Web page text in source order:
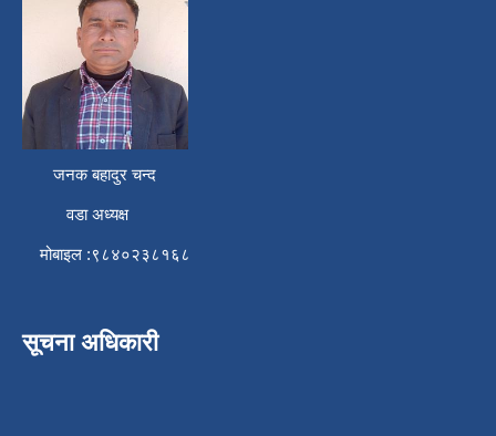
जनक बहादुर चन्द
वडा अध्यक्ष
मोबाइल :९८४०२३८१६८
सूचना अधिकारी